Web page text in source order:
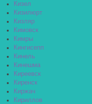
Кизел
Кизилюрт
Кизляр
Кимовск
Кимры
Кингисепп
Кинель
Кинешма
Киреевск
Киренск
Киржач
Кириллов